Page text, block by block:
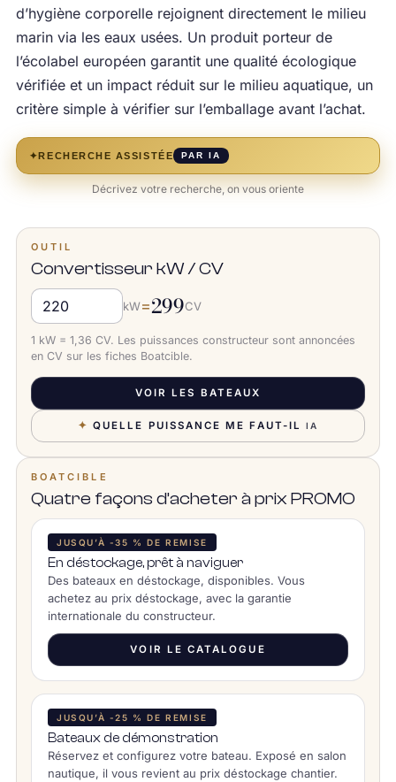
d’hygiène corporelle rejoignent directement le milieu
marin via les eaux usées. Un produit porteur de
l’écolabel européen garantit une qualité écologique
vérifiée et un impact réduit sur le milieu aquatique, un
critère simple à vérifier sur l’emballage avant l’achat.
✦RECHERCHE ASSISTÉE PAR IA
Décrivez votre recherche, on vous oriente
OUTIL
Convertisseur kW / CV
kW=299CV
1 kW = 1,36 CV. Les puissances constructeur sont annoncées
en CV sur les fiches Boatcible.
VOIR LES BATEAUX
✦ QUELLE PUISSANCE ME FAUT-ILIA
BOATCIBLE
Quatre façons d’acheter à prix PROMO
JUSQU’À -35 % DE REMISE
En déstockage, prêt à naviguer
Des bateaux en déstockage, disponibles. Vous
achetez au prix déstockage, avec la garantie
internationale du constructeur.
VOIR LE CATALOGUE
JUSQU’À -25 % DE REMISE
Bateaux de démonstration
Réservez et configurez votre bateau. Exposé en salon
nautique, il vous revient au prix déstockage chantier.